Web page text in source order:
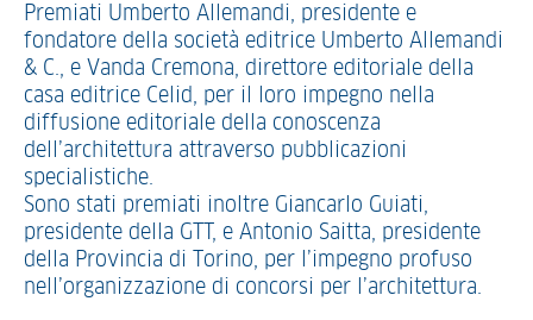
Premiati Umberto Allemandi, presidente e
fondatore della società editrice Umberto Allemandi
& C., e Vanda Cremona, direttore editoriale della
casa editrice Celid, per il loro impegno nella
diffusione editoriale della conoscenza
dell’architettura attraverso pubblicazioni
specialistiche.
Sono stati premiati inoltre Giancarlo Guiati,
presidente della GTT, e Antonio Saitta, presidente
della Provincia di Torino, per l’impegno profuso
nell’organizzazione di concorsi per l’architettura.